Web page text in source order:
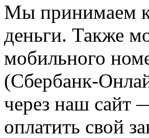
Мы принимаем к
деньги. Также
мобильного
(Сбербанк-
через наш сайт
оплатить свой